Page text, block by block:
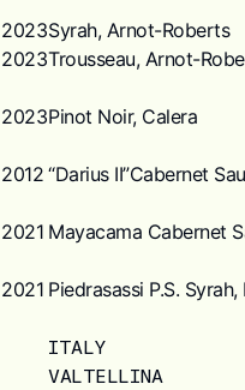
2023Syrah, Arnot-Roberts
2023Trousseau, Arnot-
2023Pinot Noir, Calera
2012 “Darius II”Cabernet
2021 Mayacama Cabernet
2021 Piedrasassi P.S.
ITALY
VALTELLINA